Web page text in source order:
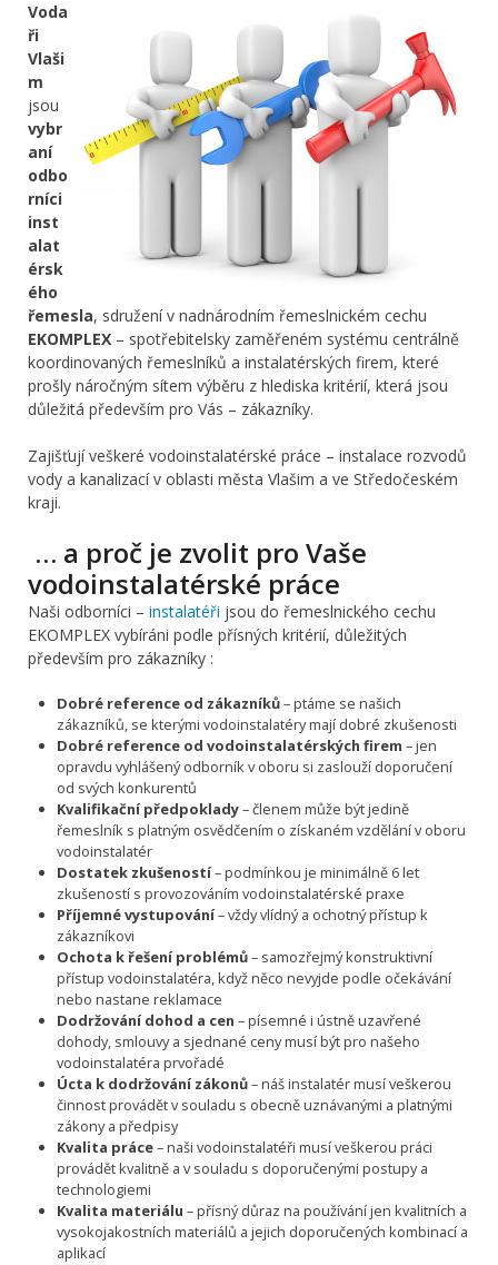
Voda
ři
Vlaši
m
jsou
vybr
aní
odbo
rníci
inst
alat
érsk
ého
řemesla, sdružení v nadnárodním řemeslnickém cechu
EKOMPLEX – spotřebitelsky zaměřeném systému centrálně
koordinovaných řemeslníků a instalatérských firem, které
prošly náročným sítem výběru z hlediska kritérií, která jsou
důležitá především pro Vás – zákazníky.
Zajišťují veškeré vodoinstalatérské práce – instalace rozvodů
vody a kanalizací v oblasti města Vlašim a ve Středočeském
kraji.
… a proč je zvolit pro Vaše
vodoinstalatérské práce
Naši odborníci – instalatéři jsou do řemeslnického cechu
EKOMPLEX vybíráni podle přísných kritérií, důležitých
především pro zákazníky :
Dobré reference od zákazníků– ptáme se našich
zákazníků, se kterými vodoinstalatéry mají dobré zkušenosti
Dobré reference od vodoinstalatérských firem – jen
opravdu vyhlášený odborník v oboru si zaslouží doporučení
od svých konkurentů
Kvalifikační předpoklady– členem může být jedině
řemeslník s platným osvědčením o získaném vzdělání v oboru
vodoinstalatér
Dostatek zkušeností– podmínkou je minimálně 6 let
zkušeností s provozováním vodoinstalatérské praxe
Příjemné vystupování– vždy vlídný a ochotný přístup k
zákazníkovi
Ochota k řešení problémů– samozřejmý konstruktivní
přístup vodoinstalatéra, když něco nevyjde podle očekávání
nebo nastane reklamace
Dodržování dohod a cen – písemné i ústně uzavřené
dohody, smlouvy a sjednané ceny musí být pro našeho
vodoinstalatéra prvořadé
Úcta k dodržování zákonů– náš instalatér musí veškerou
činnost provádět v souladu s obecně uznávanými a platnými
zákony a předpisy
Kvalita práce– naši vodoinstalatéři musí veškerou práci
provádět kvalitně a v souladu s doporučenými postupy a
technologiemi
Kvalita materiálu – přísný důraz na používání jen kvalitních a
vysokojakostních materiálů a jejich doporučených kombinací a
aplikací